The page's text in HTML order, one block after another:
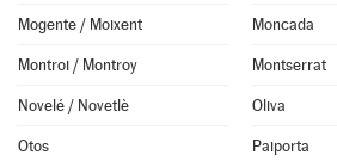
Mogente / Moixent Moncada
Montroi / Montroy Montserrat
Novelé / Novetlè Oliva
Otos Paiporta